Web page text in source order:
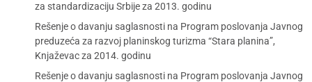
za standardizaciju Srbije za 2013. godinu
Rešenje o davanju saglasnosti na Program poslovanja Javnog
preduzeća za razvoj planinskog turizma “Stara planina”,
Knjaževac za 2014. godinu
Rešenje o davanju saglasnosti na Program poslovanja Javnog